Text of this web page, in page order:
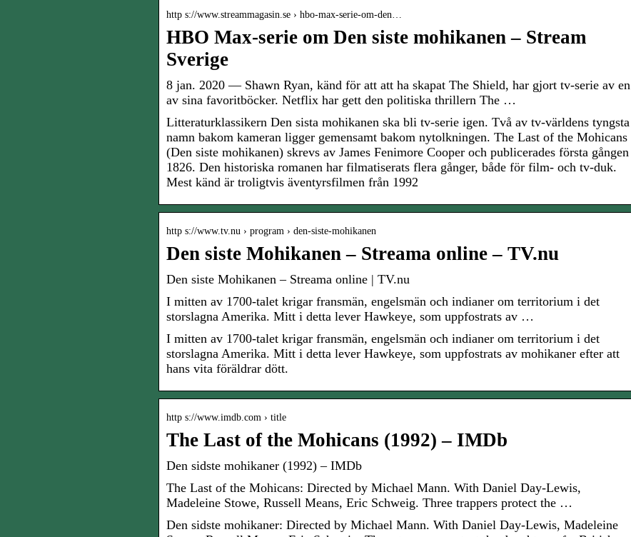
http s://www.streammagasin.se › hbo-max-serie-om-den…
HBO Max-serie om Den siste mohikanen – Stream
Sverige
8 jan. 2020 — Shawn Ryan, känd för att att ha skapat The Shield, har gjort tv-serie av en
av sina favoritböcker. Netflix har gett den politiska thrillern The …
Litteraturklassikern Den sista mohikanen ska bli tv-serie igen. Två av tv-världens tyngsta
namn bakom kameran ligger gemensamt bakom nytolkningen. The Last of the Mohicans
(Den siste mohikanen) skrevs av James Fenimore Cooper och publicerades första gången
1826. Den historiska romanen har filmatiserats flera gånger, både för film- och tv-duk.
Mest känd är troligtvis äventyrsfilmen från 1992
http s://www.tv.nu › program › den-siste-mohikanen
Den siste Mohikanen – Streama online – TV.nu
Den siste Mohikanen – Streama online | TV.nu
I mitten av 1700-talet krigar fransmän, engelsmän och indianer om territorium i det
storslagna Amerika. Mitt i detta lever Hawkeye, som uppfostrats av …
I mitten av 1700-talet krigar fransmän, engelsmän och indianer om territorium i det
storslagna Amerika. Mitt i detta lever Hawkeye, som uppfostrats av mohikaner efter att
hans vita föräldrar dött.
http s://www.imdb.com › title
The Last of the Mohicans (1992) – IMDb
Den sidste mohikaner (1992) – IMDb
The Last of the Mohicans: Directed by Michael Mann. With Daniel Day-Lewis,
Madeleine Stowe, Russell Means, Eric Schweig. Three trappers protect the …
Den sidste mohikaner: Directed by Michael Mann. With Daniel Day-Lewis, Madeleine